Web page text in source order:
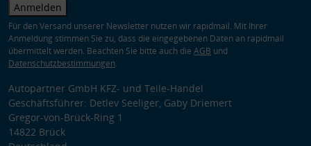
Anmelden
Für den Versand unserer Newsletter nutzen wir rapidmail. Mit Ihrer
Anmeldung stimmen Sie zu, dass die eingegebenen Daten an rapidmail
übermittelt werden. Beachten Sie bitte auch die AGB und
Datenschutzbestimmungen.
Autopartner GmbH KFZ- und Teile-Handel
Geschäftsführer: Detlev Seeliger, Gaby Driemert
Gregor-von-Brück-Ring 1
14822 Brück